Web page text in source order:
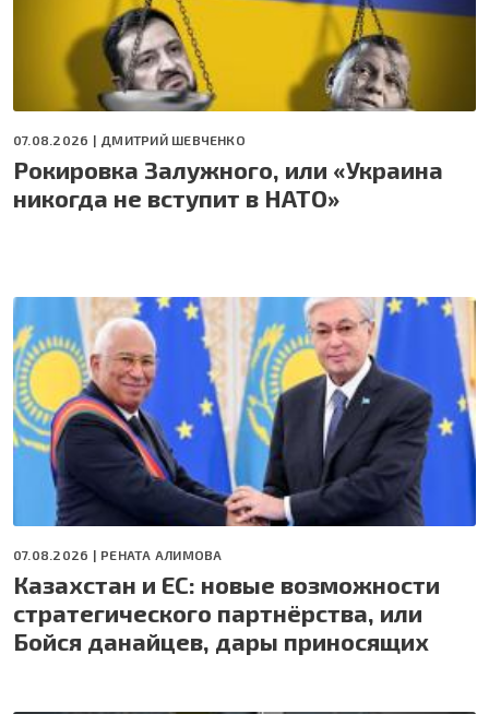
07.08.2026 | ДМИТРИЙ ШЕВЧЕНКО
Рокировка Залужного, или «Украина
никогда не вступит в НАТО»
07.08.2026 | РЕНАТА АЛИМОВА
Казахстан и ЕС: новые возможности
стратегического партнёрства, или
Бойся данайцев, дары приносящих